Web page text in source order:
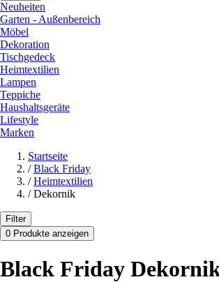
Neuheiten
Garten - Außenbereich
Möbel
Dekoration
Tischgedeck
Heimtextilien
Lampen
Teppiche
Haushaltsgeräte
Lifestyle
Marken
Startseite
/ Black Friday
/ Heimtextilien
/ Dekornik
Filter
0 Produkte anzeigen
Black Friday